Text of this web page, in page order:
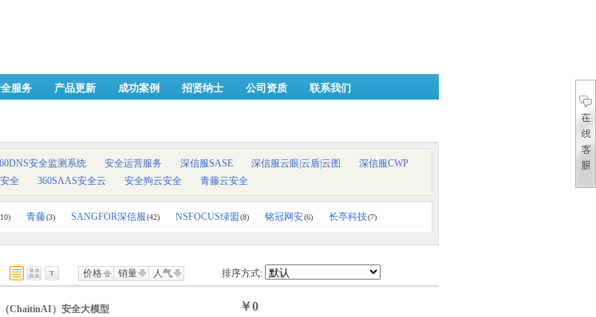
服务 产品更新 成功案例 招贤纳士 公司资质 联系我们
安全监测系统 安全运营服务 深信服SASE 深信服云眼|云盾|云图
深信服CWP
全 360SAAS安全云 安全狗云安全 青藤云安全
青藤(3) SANGFOR深信服(42) NSFOCUS绿盟(8) 铭冠网安(6) 长亭科技(7)
价格 销量 人气 排序方式:
ChaitinAI）安全大模型
￥0